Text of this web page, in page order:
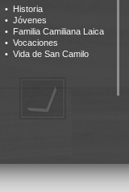
Historia
Jóvenes
Familia Camiliana Laica
Vocaciones
Vida de San Camilo